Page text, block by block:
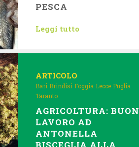
PESCA
Leggi tutto
ARTICOLO
Bari Brindisi Foggia Lecce Puglia
Taranto
AGRICOLTURA: BUON
LAVORO AD
ANTONELLA